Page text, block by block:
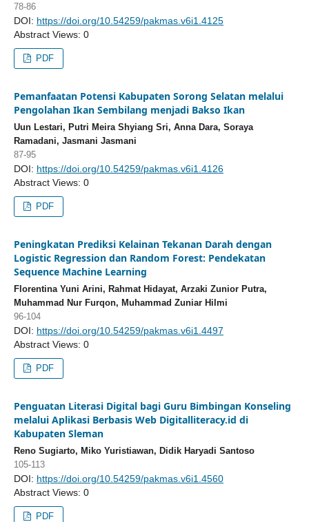
78-86
DOI: https://doi.org/10.54259/pakmas.v6i1.4125
Abstract Views: 0
PDF
Pemanfaatan Potensi Kabupaten Sorong Selatan melalui
Pengolahan Ikan Sembilang menjadi Bakso Ikan
Uun Lestari, Putri Meira Shyiang Sri, Anna Dara, Soraya
Ramadani, Jasmani Jasmani
87-95
DOI: https://doi.org/10.54259/pakmas.v6i1.4126
Abstract Views: 0
PDF
Peningkatan Prediksi Kelainan Tekanan Darah dengan
Logistic Regression dan Random Forest: Pendekatan
Sequence Machine Learning
Florentina Yuni Arini, Rahmat Hidayat, Arzaki Zunior Putra,
Muhammad Nur Furqon, Muhammad Zuniar Hilmi
96-104
DOI: https://doi.org/10.54259/pakmas.v6i1.4497
Abstract Views: 0
PDF
Penguatan Literasi Digital bagi Guru Bimbingan Konseling
melalui Aplikasi Berbasis Web Digitalliteracy.id di
Kabupaten Sleman
Reno Sugiarto, Miko Yuristiawan, Didik Haryadi Santoso
105-113
DOI: https://doi.org/10.54259/pakmas.v6i1.4560
Abstract Views: 0
PDF